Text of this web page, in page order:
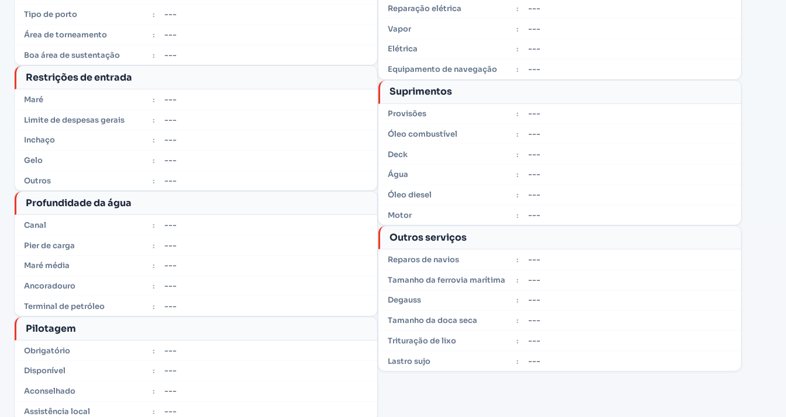
Tipo de porto : ---
Área de torneamento : ---
Boa área de sustentação : ---
Restrições de entrada
Maré : ---
Limite de despesas gerais : ---
Inchaço : ---
Gelo : ---
Outros : ---
Profundidade da água
Canal : ---
Pier de carga : ---
Maré média : ---
Ancoradouro : ---
Terminal de petróleo : ---
Pilotagem
Obrigatório : ---
Disponível : ---
Aconselhado : ---
Assistência local : ---
Reparação elétrica : ---
Vapor : ---
Elétrica : ---
Equipamento de navegação : ---
Suprimentos
Provisões : ---
Óleo combustível : ---
Deck : ---
Água : ---
Óleo diesel : ---
Motor : ---
Outros serviços
Reparos de navios : ---
Tamanho da ferrovia marítima : ---
Degauss : ---
Tamanho da doca seca : ---
Trituração de lixo : ---
Lastro sujo : ---